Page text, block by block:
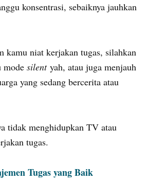
konsentrasi, sebaiknya jauhkan
niat kerjakan tugas, silahkan
mode silentyah, atau juga menjauh
yang sedang bercerita atau
tidak menghidupkan TV atau
tugas.
Tugas yang Baik